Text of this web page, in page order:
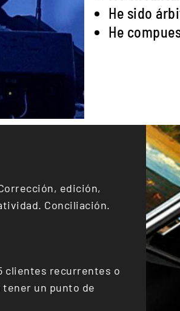
He sido
He
edición,
Conciliación.
clientes recurrentes o
un punto de